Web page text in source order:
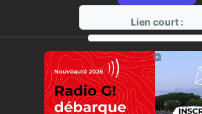
Lien court :
⧉